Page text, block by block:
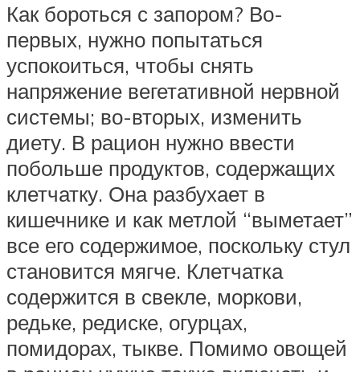
Как бороться с запором? Во-
первых, нужно попытаться
успокоиться, чтобы снять
напряжение вегетативной нервной
системы; во-вторых, изменить
диету. В рацион нужно ввести
побольше продуктов, содержащих
клетчатку. Она разбухает в
кишечнике и как метлой “выметает”
все его содержимое, поскольку стул
становится мягче. Клетчатка
содержится в свекле, моркови,
редьке, редиске, огурцах,
помидорах, тыкве. Помимо овощей